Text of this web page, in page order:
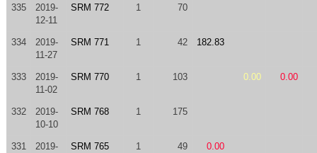
335
2019-
12-11
SRM 772 1 70
334
2019-
11-27
SRM 771 1 42 182.83
333
2019-
11-02
SRM 770 1 103 0.00 0.00
332
2019-
10-10
SRM 768 1 175
331
2019-
SRM 765 1 49 0.00